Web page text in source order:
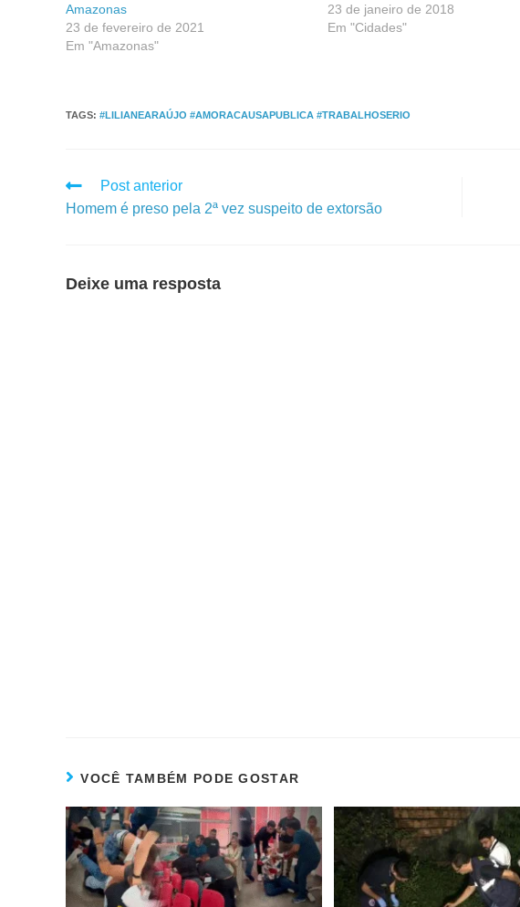
Amazonas
23 de fevereiro de 2021
Em "Amazonas"
23 de janeiro de 2018
Em "Cidades"
TAGS: #LILIANEARAÚJO #AMORACAUSAPUBLICA #TRABALHOSERIO
Post anterior
Homem é preso pela 2ª vez suspeito de extorsão
Deixe uma resposta
VOCÊ TAMBÉM PODE GOSTAR